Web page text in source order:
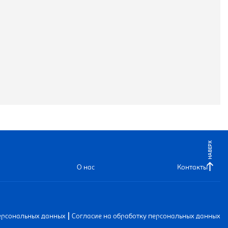
НАВЕРХ
О нас Контакты
данных Согласие на обработку персональных данных